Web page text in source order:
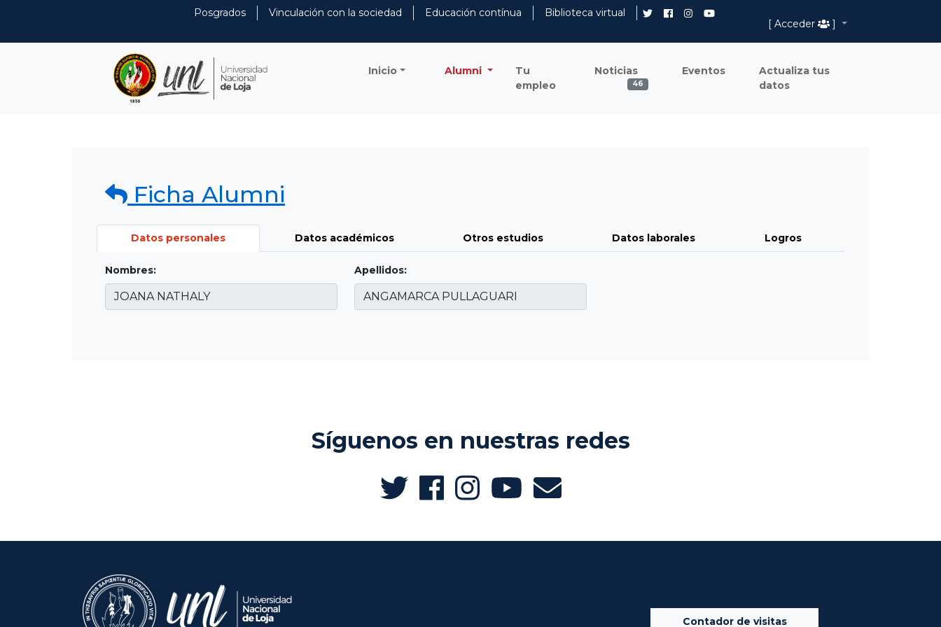
Posgrados Vinculación con la sociedad Educación contínua
Biblioteca virtual
[ Acceder
]
Inicio Alumni
Tu
empleo
Noticias
46
Eventos
Actualiza tus
datos
Ficha Alumni
Datos personales Datos académicos Otros estudios Datos laborales Logros
Nombres: Apellidos:
Síguenos en nuestras redes
Contador de visitas